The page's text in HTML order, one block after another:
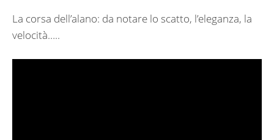
La corsa dell’alano: da notare lo scatto, l’eleganza, la
velocità…..